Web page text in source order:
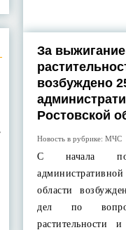
За
возбуждено
Ростовской
Новость в рубрике:МЧС
С начала
области
дел по
растительности